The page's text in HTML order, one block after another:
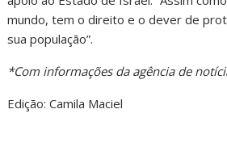
mundo, tem o direito e o dever de
sua população”.
*Com informações da agência de
Edição: Camila Maciel